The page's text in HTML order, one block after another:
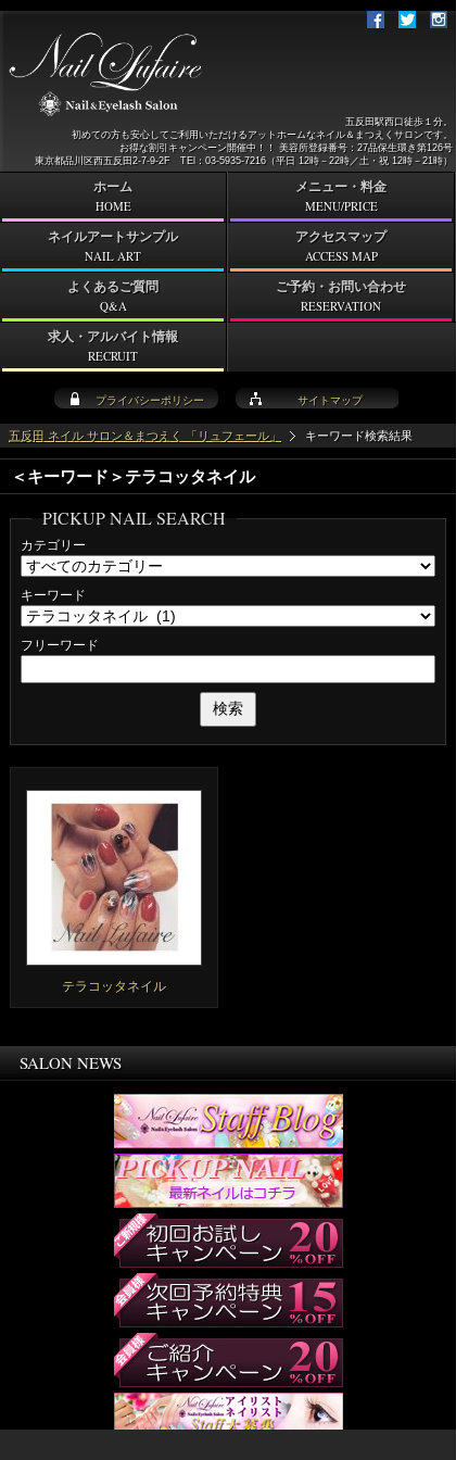
五反田 ネイル サロン＆まつえく 「リュフェール」 キーワード検索結果
＜キーワード＞テラコッタネイル
PICKUP NAIL SEARCH
カテゴリー
キーワード
フリーワード
テラコッタネイル
SALON NEWS
プライバシーポリシー サイトマップ
五反田駅西口徒歩１分。
初めての方も安心してご利用いただけるアットホームなネイル＆まつえくサロンです。
お得な割引キャンペーン開催中！！ 美容所登録番号：27品保生環き第126号
東京都品川区西五反田2-7-9-2F TEl：03-5935-7216（平日 12時－22時／土・祝 12時－21時）
ホーム
HOME
メニュー・料金
MENU/PRICE
ネイルアートサンプル
NAIL ART
アクセスマップ
ACCESS MAP
よくあるご質問
Q&A
ご予約・お問い合わせ
RESERVATION
求人・アルバイト情報
RECRUIT